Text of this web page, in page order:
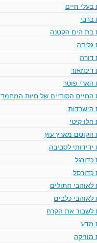
בעלי חיים
ברבי
בת הים הקטנה
גלידה
דורה
הארי פוטר
החיים הסודיים של חיות המחמד
הישרדות
הלו קיטי
הקוסם מארץ עוץ
ידידותי לסביבה
כדורגל
כדורסל
לאוהבי חתולים
לאוהבי כלבים
לשבור את הקרח
מדע
מוזיקה